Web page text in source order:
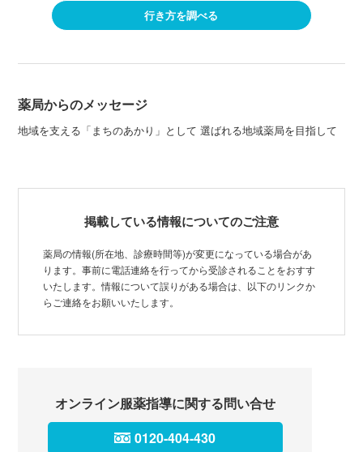
行き方を調べる
薬局からのメッセージ
地域を支える「まちのあかり」として 選ばれる地域薬局を目指して
掲載している情報についてのご注意
薬局の情報(所在地、診療時間等)が変更になっている場合があ
ります。事前に電話連絡を行ってから受診されることをおすす
いたします。情報について誤りがある場合は、以下のリンクか
らご連絡をお願いいたします。
オンライン服薬指導に関する問い合せ
0120-404-430